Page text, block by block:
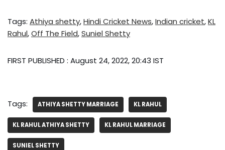
Tags: Athiya shetty,Hindi Cricket News,Indian cricket,KL
Rahul,Off The Field,Suniel Shetty
FIRST PUBLISHED : August 24, 2022, 20:43 IST
Tags: ATHIYA SHETTY MARRIAGE KL RAHUL
KL RAHUL ATHIYA SHETTY KL RAHUL MARRIAGE
SUNIEL SHETTY